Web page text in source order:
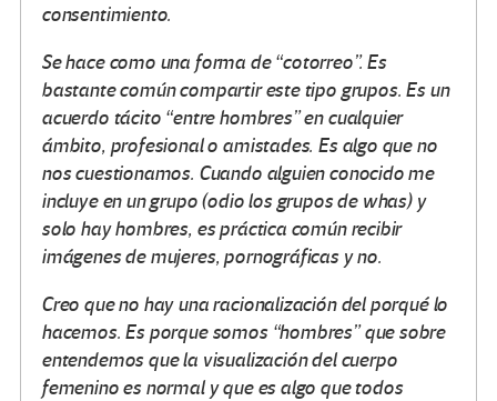
consentimiento.
Se hace como una forma de “cotorreo”. Es
bastante común compartir este tipo grupos. Es un
acuerdo tácito “entre hombres” en cualquier
ámbito, profesional o amistades. Es algo que no
nos cuestionamos. Cuando alguien conocido me
incluye en un grupo (odio los grupos de whas) y
solo hay hombres, es práctica común recibir
imágenes de mujeres, pornográficas y no.
Creo que no hay una racionalización del porqué lo
hacemos. Es porque somos “hombres” que sobre
entendemos que la visualización del cuerpo
femenino es normal y que es algo que todos